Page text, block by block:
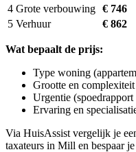
4 Grote verbouwing € 746
5 Verhuur € 862
Wat bepaalt de prijs:
Type woning
Grootte en
Urgentie (spoedrapport
Ervaring en
Via HuisAssist vergelijk je
taxateurs in Mill en bespaar